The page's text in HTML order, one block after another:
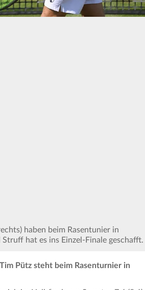
haben beim Rasentunier in
hat es ins Einzel-Finale geschafft.
Pütz steht beim Rasenturnier in